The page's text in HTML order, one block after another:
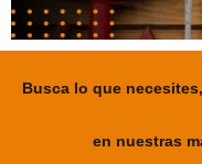
Busca lo que
en nuestras